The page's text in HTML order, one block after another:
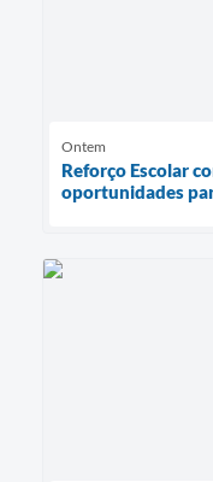
Ontem
Reforço Escolar
oportunidades